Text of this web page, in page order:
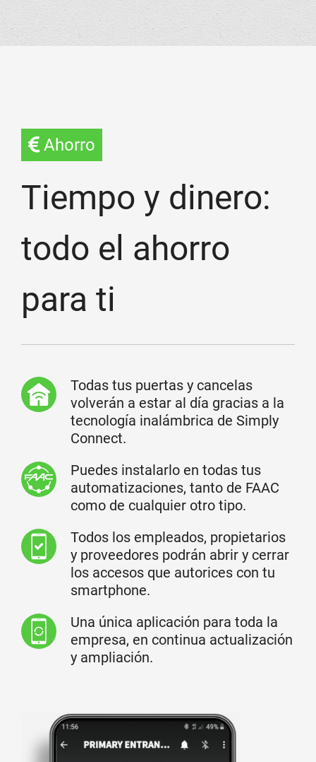
Ahorro
Tiempo y dinero:
todo el ahorro
para ti
Todas tus puertas y cancelas
volverán a estar al día gracias a la
tecnología inalámbrica de Simply
Connect.
Puedes instalarlo en todas tus
automatizaciones, tanto de FAAC
como de cualquier otro tipo.
Todos los empleados, propietarios
y proveedores podrán abrir y cerrar
los accesos que autorices con tu
smartphone.
Una única aplicación para toda la
empresa, en continua actualización
y ampliación.